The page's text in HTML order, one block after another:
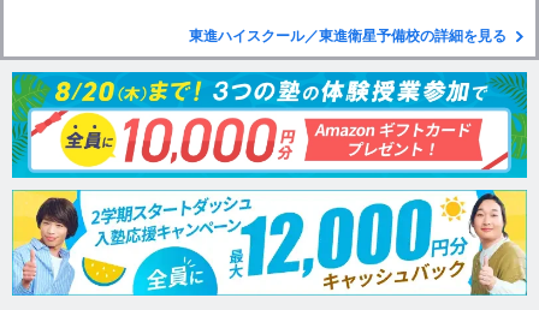
東進ハイスクール／東進衛星予備校の詳細を見る